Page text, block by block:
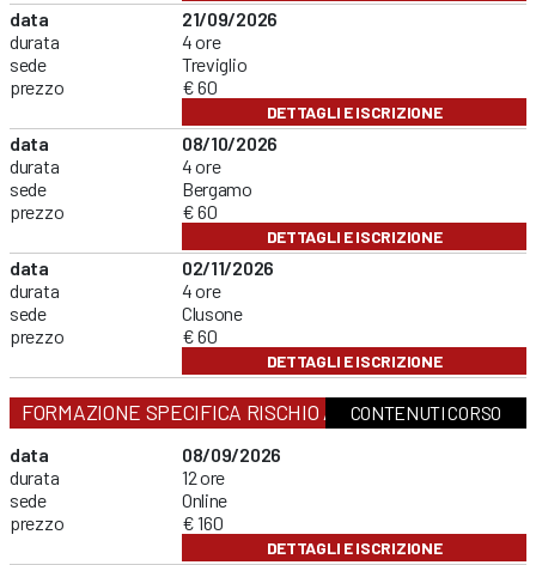
data
durata
sede
prezzo
21/09/2026
4 ore
Treviglio
€ 60
DETTAGLI E ISCRIZIONE
data
durata
sede
prezzo
08/10/2026
4 ore
Bergamo
€ 60
DETTAGLI E ISCRIZIONE
data
durata
sede
prezzo
02/11/2026
4 ore
Clusone
€ 60
DETTAGLI E ISCRIZIONE
FORMAZIONE SPECIFICA RISCHIO ALTOCONTENUTI CORSO
data
durata
sede
prezzo
08/09/2026
12 ore
Online
€ 160
DETTAGLI E ISCRIZIONE